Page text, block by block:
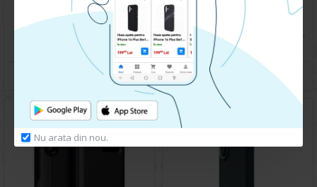
Nu arata din nou.
Husa spate pentru Samsung Galaxy S25 - Dare Case
39.90 lei
CUMPARA
Husa spate pentru Samsung Galaxy S25 - Clear Magsafe
69.90 lei